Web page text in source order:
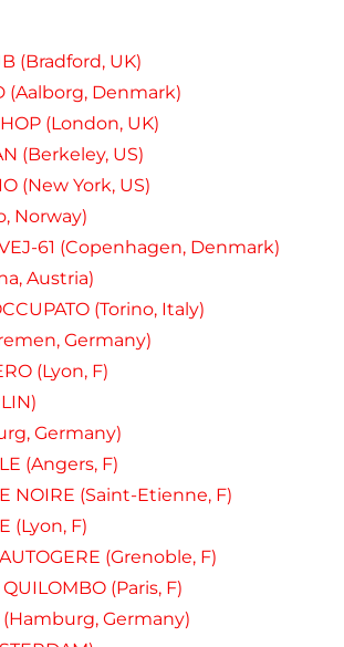
(Bradford, UK)
(Aalborg, Denmark)
(London, UK)
(Berkeley, US)
(New York, US)
Norway)
61 (Copenhagen, Denmark)
Austria)
(Torino, Italy)
Germany)
(Lyon, F)
Germany)
(Angers, F)
NOIRE (Saint-Etienne, F)
(Lyon, F)
(Grenoble, F)
(Paris, F)
(Hamburg, Germany)